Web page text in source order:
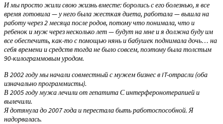
И мы просто жили свою жизнь вместе: боролись с его болезнью, я все
время готовила — у него была жесткая диета, работала — вышла на
работу через 2 месяца после родов, потому что понимала, что и
ребенок и муж через несколько лет — будут на мне и я должна буду им
все обеспечить, как-то с помощью нянь и бабушек поднимала дочь… на
себя времени и средств тогда не было совсем, поэтому была толстым
90-килограммовым уродом.
В 2002 году мы начали совместный с мужем бизнес в IT-отрасли (оба
изначально программисты).
В 2005 году мужа лечили от гепатита С интерферонотерапией и
вылечили.
Я дотянула до 2007 года и перестала быть работоспособной. Я
надорвалась.